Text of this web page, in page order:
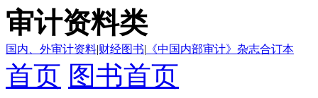
审计资料类
国内、外审计资料|财经图书| 《中国内部审计》杂志合订本
首页 图书首页